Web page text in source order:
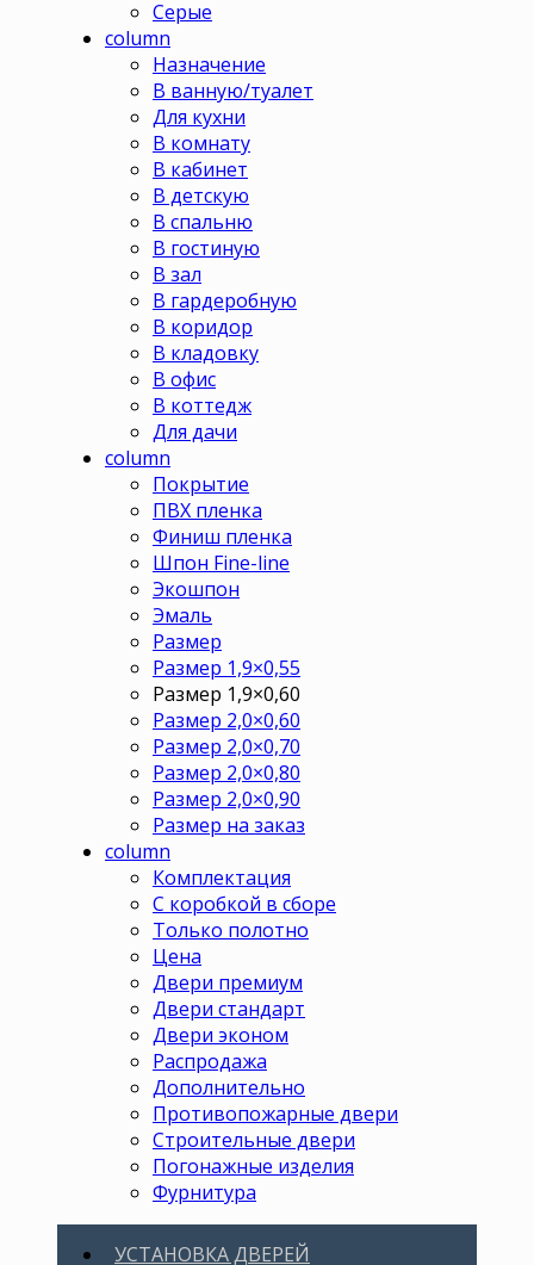
Серые
column
Назначение
В ванную/туалет
Для кухни
В комнату
В кабинет
В детскую
В спальню
В гостиную
В зал
В гардеробную
В коридор
В кладовку
В офис
В коттедж
Для дачи
column
Покрытие
ПВХ пленка
Финиш пленка
Шпон Fine-line
Экошпон
Эмаль
Размер
Размер 1,9×0,55
Размер 1,9×0,60
Размер 2,0×0,60
Размер 2,0×0,70
Размер 2,0×0,80
Размер 2,0×0,90
Размер на заказ
column
Комплектация
С коробкой в сборе
Только полотно
Цена
Двери премиум
Двери стандарт
Двери эконом
Распродажа
Дополнительно
Противопожарные двери
Строительные двери
Погонажные изделия
Фурнитура
УСТАНОВКА ДВЕРЕЙ